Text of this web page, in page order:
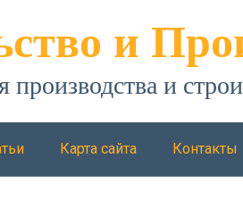
и
производства и
Карта сайта Контакты